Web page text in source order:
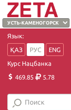
Язык:
ҚАЗ
РУС
ENG
Курс Нацбанка
469.85
5.78